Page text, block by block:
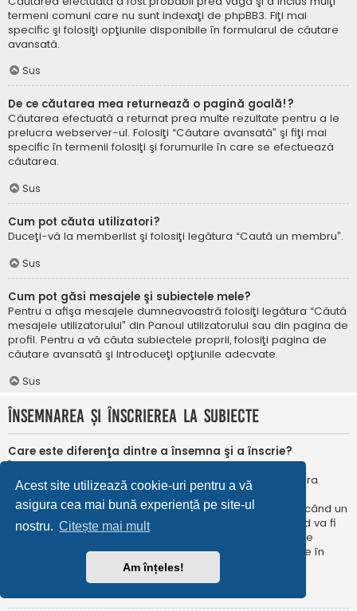
Acest site utilizează cookie-uri pentru a vă
asigura cea mai bună experiență pe site-ul
nostru. Citește mai mult
Am înțeles!
termeni comuni care nu sunt indexaţi de phpBB3. Fiţi mai
specific şi folosiţi opţiunile disponibile în formularul de căutare
avansată.
Sus
De ce căutarea mea returnează o pagină goală!?
Căutarea efectuată a returnat prea multe rezultate pentru a le
prelucra webserver-ul. Folosiţi “Căutare avansată” şi fiţi mai
specific în termenii folosiţi şi forumurile în care se efectuează
căutarea.
Sus
Cum pot căuta utilizatori?
Duceţi-vă la memberlist şi folosiţi legătura “Caută un membru”.
Sus
Cum pot găsi mesajele şi subiectele mele?
Pentru a afişa mesajele dumneavoastră folosiţi legătura “Căută
mesajele utilizatorului” din Panoul utilizatorului sau din pagina de
profil. Pentru a vă căuta subiectele proprii, folosiţi pagina de
căutare avansată şi introduceţi opţiunile adecvate.
Sus
Însemnarea şi înscrierea la subiecte
Care este diferenţa dintre a însemna şi a înscrie?
În phpBB 3.0 însemnarea era foarte asemănătoare cu
însemnarea în browser-ul web. Nu eraţi notificat când era
publicat un răspuns. În phpBB 3.1, însemnarea este
asemănătoarea înscrierii la un subiect. Puteți fi notificat când un
subiect este actualizat. Înscriindu-vă, veţi fi notificat când va fi
publicat un răspuns în subiectul sau în forum. Opțiunile de
notificare pentru însemnare și înscriere pot fi configurate în
Panoul utilizatorului, sub “Preferințe forum”.